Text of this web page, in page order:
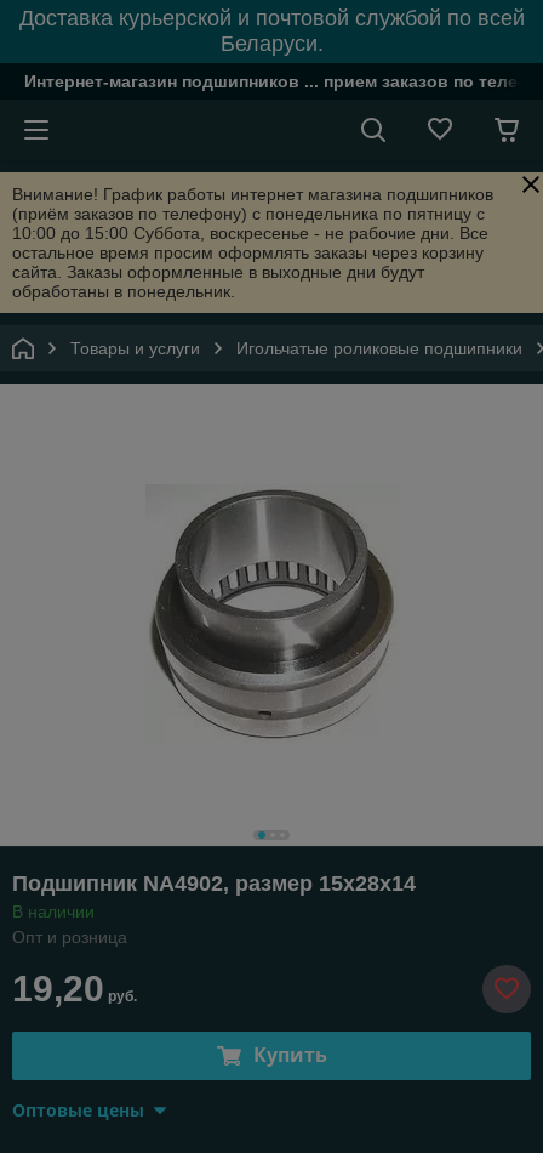
Доставка курьерской и почтовой службой по всей
Беларуси.
Интернет-магазин подшипников ... прием заказов по
Внимание! График работы интернет магазина подшипников
(приём заказов по телефону) с понедельника по пятницу с
10:00 до 15:00 Суббота, воскресенье - не рабочие дни. Все
остальное время просим оформлять заказы через корзину
сайта. Заказы оформленные в выходные дни будут
обработаны в понедельник.
Товары и услуги Игольчатые роликовые подшипники
Подшипник NA4902, размер 15х28х14
В наличии
Опт и розница
19,20 руб.
Купить
Оптовые цены